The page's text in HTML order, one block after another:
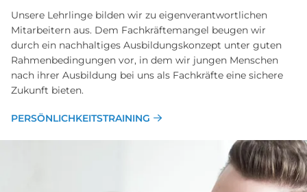
Unsere Lehrlinge bilden wir zu eigenverantwortlichen
Mitarbeitern aus. Dem Fachkräftemangel beugen wir
durch ein nachhaltiges Ausbildungskonzept unter guten
Rahmenbedingungen vor, in dem wir jungen Menschen
nach ihrer Ausbildung bei uns als Fachkräfte eine sichere
Zukunft bieten.
PERSÖNLICHKEITSTRAINING